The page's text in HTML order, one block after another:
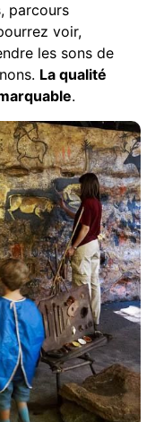
parcours
voir,
les sons de
La qualité
.